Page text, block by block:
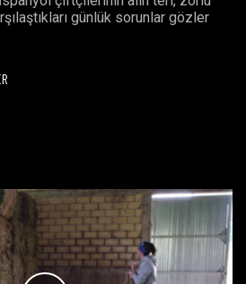
günlük sorunlar gözler